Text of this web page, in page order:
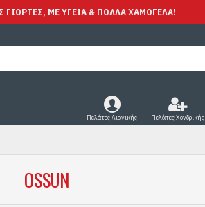
ΓΙΟΡΤΕΣ, ΜΕ ΥΓΕΊΑ & ΠΟΛΛΑ ΧΑΜΟΓΕΛΑ!
Πελάτες Λιανικής Πελάτες Χονδρικής
OSSUN